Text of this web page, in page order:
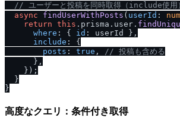
// ユーザーと投稿を同時取得（include使用
async
findUserWithPosts ( userId :
return this . prisma . user .
where : { id : userId },
include : {
posts : true , // 投稿も含める
      },
    });
  }
高度なクエリ：条件付き取得